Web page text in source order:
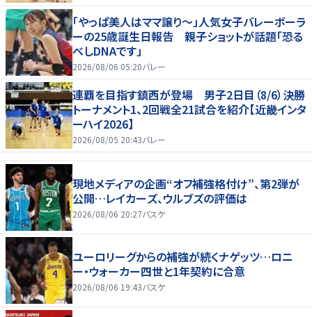
「やっぱ美人はママ譲り～」人気女子バレーボーラ
ーの25歳誕生日報告 親子ショットが話題「恐る
べしDNAです」
2026/08/06 05:20バレー
連覇を目指す鎮西が登場 男子2日目（8/6）決勝
トーナメント1、2回戦全21試合を紹介【近畿インタ
ーハイ2026】
2026/08/05 20:43バレー
現地メディアの企画“オフ補強格付け”、第2弾が
公開…レイカーズ、ウルブズの評価は
2026/08/06 20:27バスケ
ユーロリーグからの補強が続くナゲッツ…ロニ
ー・ウォーカー四世と1年契約に合意
2026/08/06 19:43バスケ